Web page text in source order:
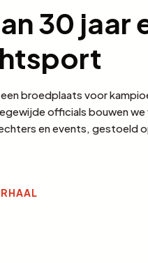
30 jaar
een broedplaats voor
officials bouwen we
en events, gestoeld